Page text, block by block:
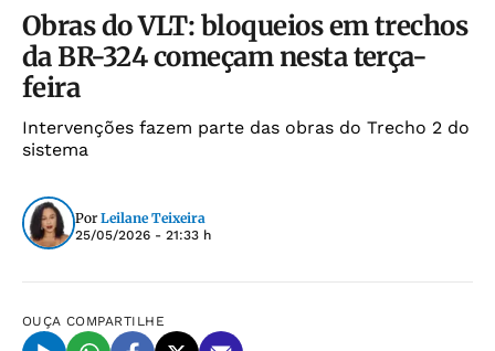
Obras do VLT: bloqueios em trechos
da BR-324 começam nesta terça-
feira
Intervenções fazem parte das obras do Trecho 2 do
sistema
Por Leilane Teixeira
25/05/2026 - 21:33 h
OUÇA COMPARTILHE